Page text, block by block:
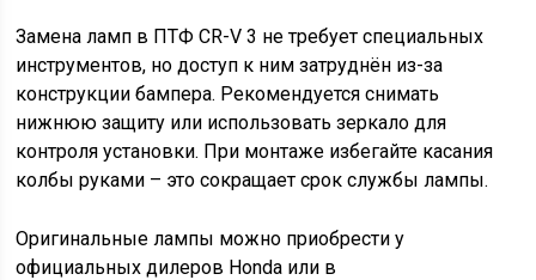
Замена ламп в ПТФ CR-V 3 не требует специальных
инструментов, но доступ к ним затруднён из-за
конструкции бампера. Рекомендуется снимать
нижнюю защиту или использовать зеркало для
контроля установки. При монтаже избегайте касания
колбы руками – это сокращает срок службы лампы.
Оригинальные лампы можно приобрести у
официальных дилеров Honda или в